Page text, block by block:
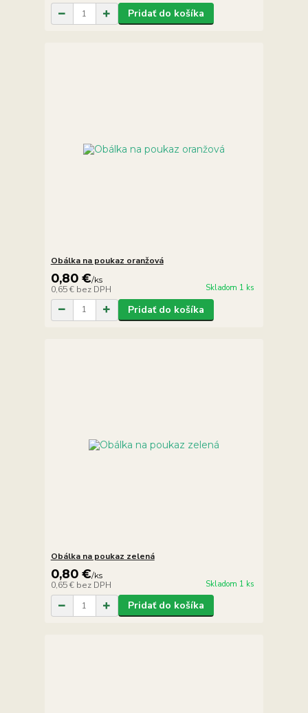
Pridať do košíka
Obálka na poukaz oranžová
0,80 €/ks
0,65 € bez DPH Skladom 1 ks
Pridať do košíka
Obálka na poukaz zelená
0,80 €/ks
0,65 € bez DPH Skladom 1 ks
Pridať do košíka